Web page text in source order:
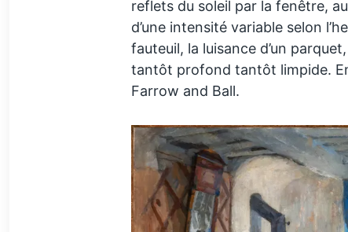
reflets du soleil par la fenêtre,
d’une intensité variable selon
fauteuil, la luisance d’un
tantôt profond tantôt limpide.
Farrow and Ball.